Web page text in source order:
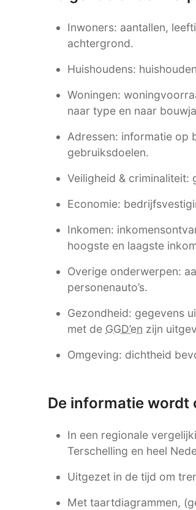
Inwoners: aantallen,
achtergrond.
Huishoudens:
Woningen:
naar type en naar
Adressen: informatie op
gebruiksdoelen.
Veiligheid & criminaliteit:
Economie:
Inkomen:
hoogste en laagste
Overige onderwerpen:
personenauto’s.
Gezondheid: gegevens
met de GGD’en zijn
Omgeving: dichtheid
De informatie wordt
In een regionale
Terschelling en heel
Uitgezet in de tijd om
Met taartdiagrammen,